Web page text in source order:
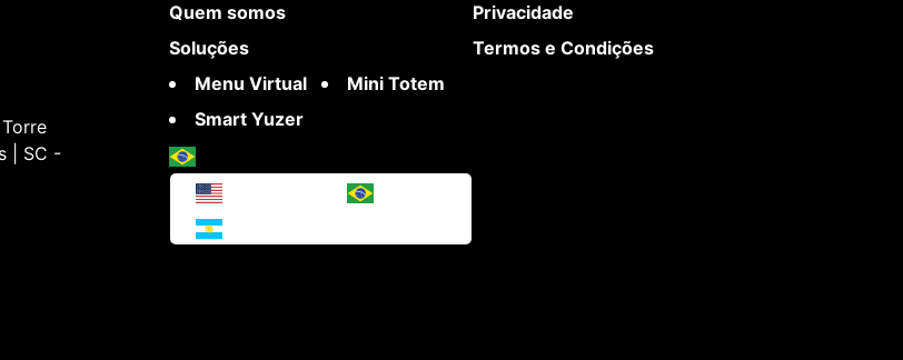
| SC -
Quem somos
Privacidade
Soluções
Menu Virtual
Mini Totem
Smart Yuzer
Termos e Condições